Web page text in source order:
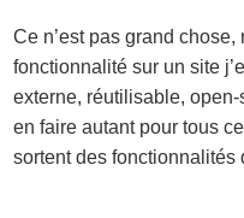
Ce n’est pas grand
fonctionnalité sur un site
externe, réutilisable,
en faire autant pour tous
sortent des